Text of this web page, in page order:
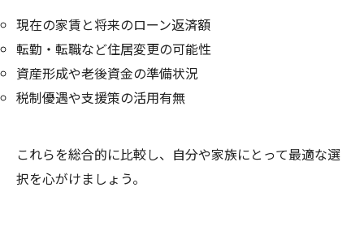
現在の家賃と将来のローン返済額
転勤・転職など住居変更の可能性
資産形成や老後資金の準備状況
税制優遇や支援策の活用有無
これらを総合的に比較し、自分や家族にとって最適な選
択を心がけましょう。